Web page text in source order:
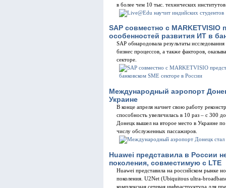
в более чем 10 тыс. технических
SAP совместно с
особенностей развития ИТ в
SAP обнародовала результаты
бизнес процессов, а также факторов,
секторе.
Международный аэропорт
Украине
В конце апреля начнет свою работу
способность увеличилась в 10 раз – c 300
Донецк вышел на второе место в Украине
числу обслуженных пассажиров.
Huawei представила в России
поколения, совместимую с LTE
Huawei представила на российском рынке
поколения. U2Net (Ubiquitous ultra-
комплексная сетевая инфраструктура для